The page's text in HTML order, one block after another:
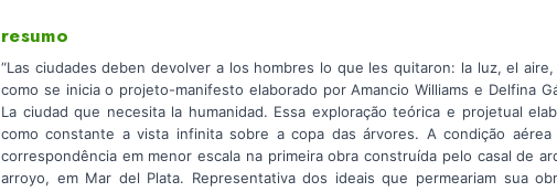
resumo
“Las ciudades deben devolver a los hombres lo que les quitaron: la luz, el
como se inicia o projeto-manifesto elaborado por Amancio Williams e Delfina
La ciudad que necesita la humanidad. Essa exploração teórica e projetual
como constante a vista infinita sobre a copa das árvores. A condição
correspondência em menor escala na primeira obra construída pelo casal de
arroyo, em Mar del Plata. Representativa dos ideais que permeariam sua